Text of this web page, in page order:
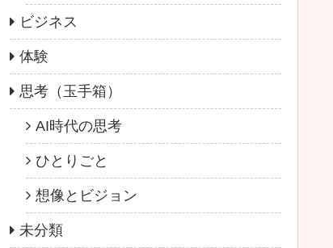
ビジネス
体験
思考（玉手箱）
AI時代の思考
ひとりごと
想像とビジョン
未分類